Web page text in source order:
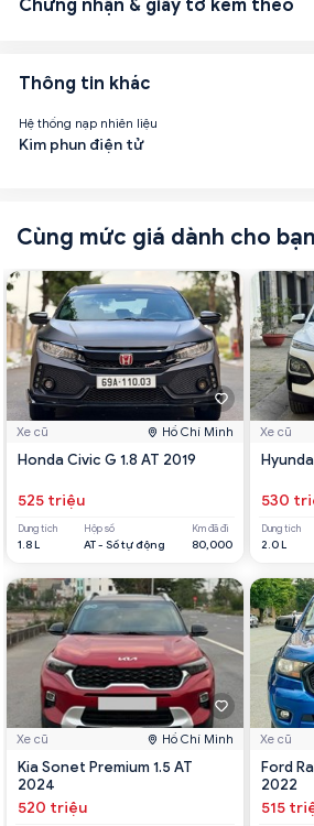
Chứng nhận & giấy tờ kèm theo
Thông tin khác
Hệ thống nạp nhiên liệu
Kim phun điện tử
Cùng mức giá dành cho bạn
Xe cũ Hồ Chí Minh
Honda Civic G 1.8 AT 2019
525 triệu
Dung tích
1.8 L
Hộp số
AT - Số tự động
Km đã đi
80,000
Xe cũ Hồ Chí Minh
Kia Sonet Premium 1.5 AT
2024
520 triệu
Xe cũ
530
Dung tích
2.0 L
Xe cũ
Ford
2022
515